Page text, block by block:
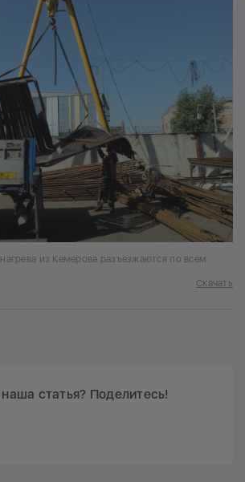
из Кемерова разъезжаются по всем
Скачать
статья? Поделитесь!